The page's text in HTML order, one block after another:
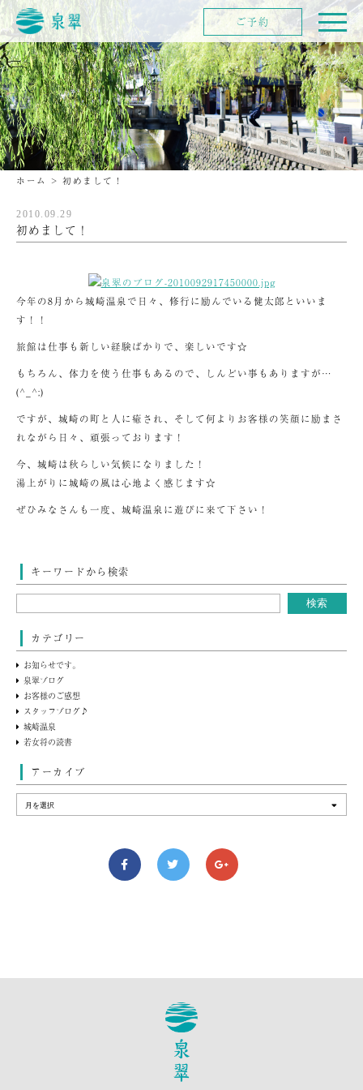
ホーム > 初めまして！
2010.09.29
初めまして！
今年の8月から城崎温泉で日々、修行に励んでいる健太郎といいま
す！！
旅館は仕事も新しい経験ばかりで、楽しいです☆
もちろん、体力を使う仕事もあるので、しんどい事もありますが…
(^_^;)
ですが、城崎の町と人に癒され、そして何よりお客様の笑顔に励まさ
れながら日々、頑張っております！
今、城崎は秋らしい気候になりました！
湯上がりに城崎の風は心地よく感じます☆
ぜひみなさんも一度、城崎温泉に遊びに来て下さい！
キーワードから検索
カテゴリー
お知らせです。
泉翠ブログ
お客様のご感想
スタッフブログ♪
城崎温泉
若女将の読書
アーカイブ
ご予約